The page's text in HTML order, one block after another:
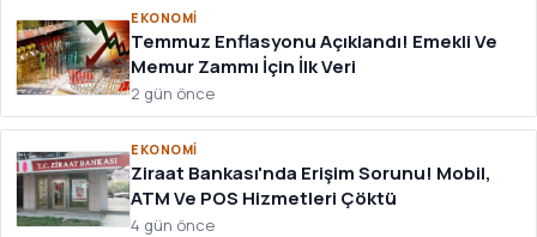
EKONOMI
Temmuz Enflasyonu Açıklandı! Emekli Ve
Memur Zammı İçin İlk Veri
2 gün önce
EKONOMI
Ziraat Bankası'nda Erişim Sorunu! Mobil,
ATM Ve POS Hizmetleri Çöktü
4 gün önce